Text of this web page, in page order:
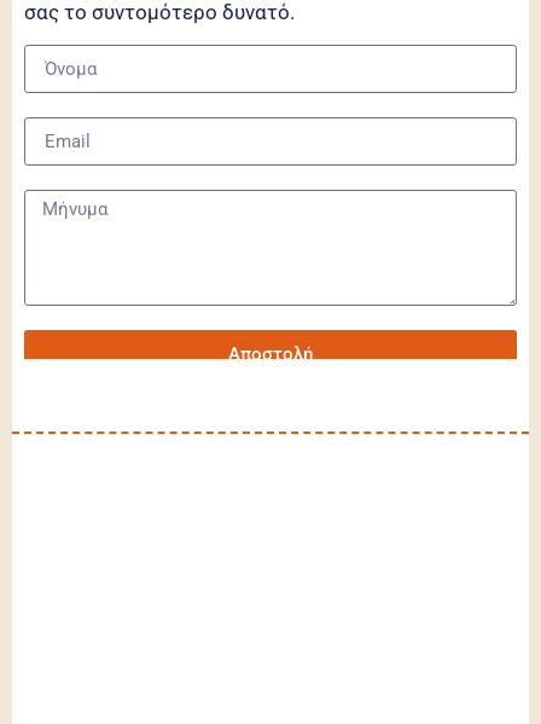
σας το συντομότερο δυνατό.
Αποστολή